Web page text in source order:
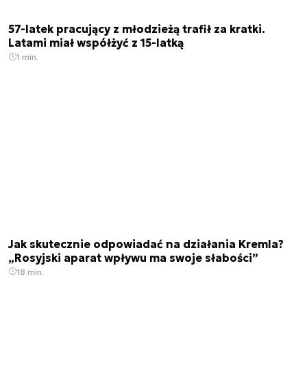
57-latek pracujący z młodzieżą trafił za kratki.
Latami miał współżyć z 15-latką
1 min.
Jak skutecznie odpowiadać na działania Kremla?
„Rosyjski aparat wpływu ma swoje słabości”
18 min.